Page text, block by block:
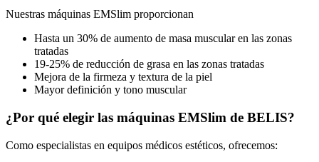
Nuestras máquinas EMSlim proporcionan
Hasta un 30% de aumento de masa muscular en las zonas
tratadas
19-25% de reducción de grasa en las zonas tratadas
Mejora de la firmeza y textura de la piel
Mayor definición y tono muscular
¿Por qué elegir las máquinas EMSlim de BELIS?
Como especialistas en equipos médicos estéticos, ofrecemos: